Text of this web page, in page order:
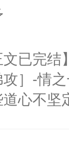
有道理哦
，按住
”-＃病娇
有什么坏
，互宠
文已完
攻］-情
道心不坚